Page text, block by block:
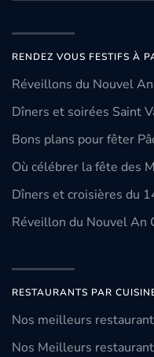
RENDEZ VOUS FESTIFS À
Réveillons du Nouvel
Dîners et soirées Saint
Bons plans pour fêter
Où célébrer la fête des
Dîners et croisières du
Réveillon du Nouvel An
RESTAURANTS PAR
Nos meilleurs
Nos Meilleurs